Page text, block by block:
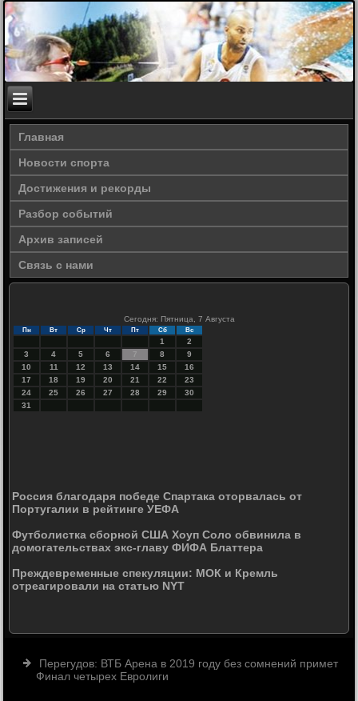
Главная
Новости спорта
Достижения и рекорды
Разбор событий
Архив записей
Связь с нами
Сегодня: Пятница, 7 Августа
Пн Вт Ср Чт Пт Сб Вс
1
2
3
4 5 6 7 8
9
10
11 12 13 14 15
16
17
18 19 20 21 22
23
24
25 26 27 28 29
30
31
Россия благодаря победе Спартака оторвалась от
Португалии в рейтинге УЕФА
Футболистка сборной США Хоуп Соло обвинила в
домогательствах экс-главу ФИФА Блаттера
Преждевременные спекуляции: МОК и Кремль
отреагировали на статью NYT
Перегудов: ВТБ Арена в 2019 году без сомнений примет
Финал четырех Евролиги